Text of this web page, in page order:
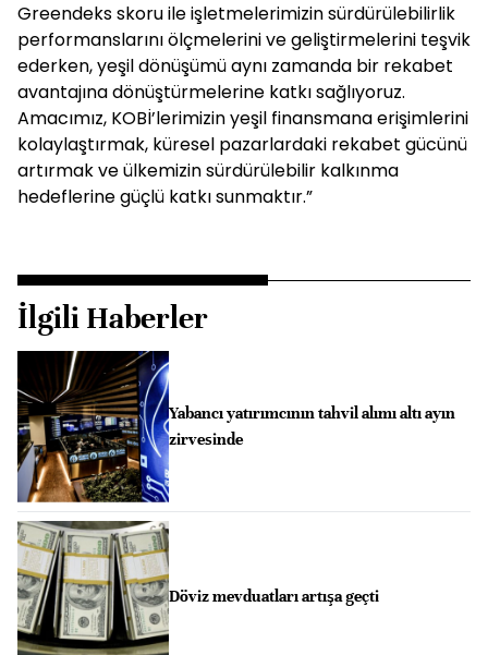
Greendeks skoru ile işletmelerimizin sürdürülebilirlik
performanslarını ölçmelerini ve geliştirmelerini teşvik
ederken, yeşil dönüşümü aynı zamanda bir rekabet
avantajına dönüştürmelerine katkı sağlıyoruz.
Amacımız, KOBİ’lerimizin yeşil finansmana erişimlerini
kolaylaştırmak, küresel pazarlardaki rekabet gücünü
artırmak ve ülkemizin sürdürülebilir kalkınma
hedeflerine güçlü katkı sunmaktır.”
İlgili Haberler
Yabancı yatırımcının tahvil alımı altı ayın
zirvesinde
Döviz mevduatları artışa geçti